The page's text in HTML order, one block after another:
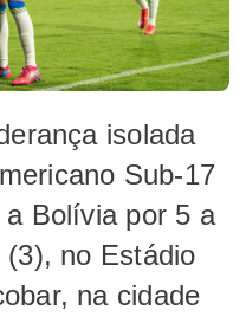
isolada
Sub-17
Bolívia por 5 a
no Estádio
na cidade